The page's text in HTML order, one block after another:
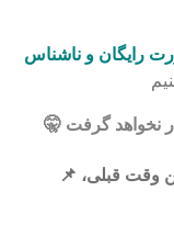
رایگان و ناشناس
📌 ساعات مشاوره در حال حاضر فقط با تعیین وقت قبلی،